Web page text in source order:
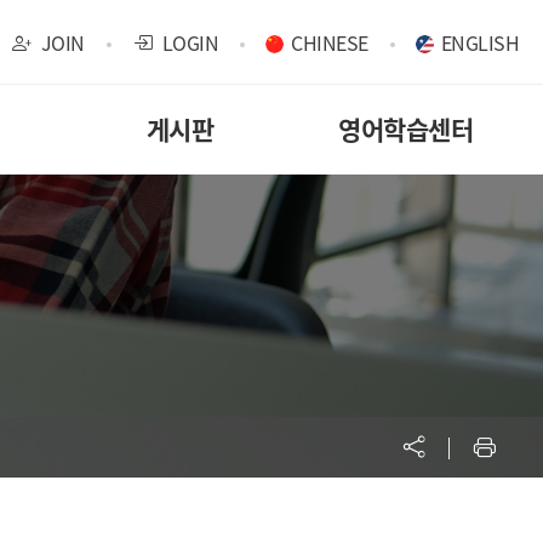
JOIN LOGIN CHINESE ENGLISH
게시판 영어학습센터